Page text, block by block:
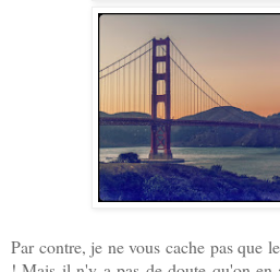
Par contre, je ne vous cache pas que